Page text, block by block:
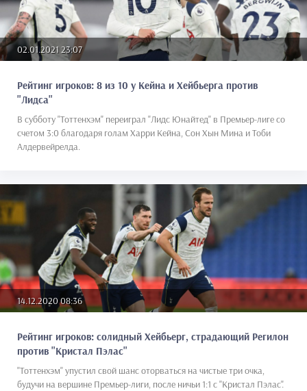
02.01.2021 23:07
Рейтинг игроков: 8 из 10 у Кейна и Хейбьерга против
"Лидса"
В субботу "Тоттенхэм" переиграл "Лидс Юнайтед" в Премьер-лиге со
счетом 3:0 благодаря голам Харри Кейна, Сон Хын Мина и Тоби
Алдервейрелда.
14.12.2020 08:36
Рейтинг игроков: солидный Хейбьерг, страдающий Регилон
против "Кристал Пэлас"
"Тоттенхэм" упустил свой шанс оторваться на чистые три очка,
будучи на вершине Премьер-лиги, после ничьи 1:1 с "Кристал Пэлас".